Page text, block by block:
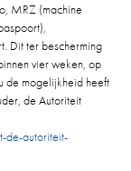
MRZ (machine
Dit ter bescherming
vier weken, op
de mogelijkheid heeft
de Autoriteit
de-autoriteit-